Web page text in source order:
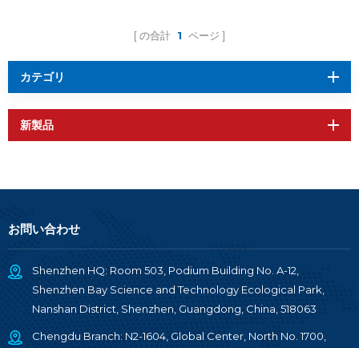
の合計 1 ページ
カテゴリ
新製品
お問い合わせ
Shenzhen HQ: Room 503, Podium Building No. A-12,
Shenzhen Bay Science and Technology Ecological Park,
Nanshan District, Shenzhen, Guangdong, China, 518063
Chengdu Branch: N2-1604, Global Center, North No. 1700,